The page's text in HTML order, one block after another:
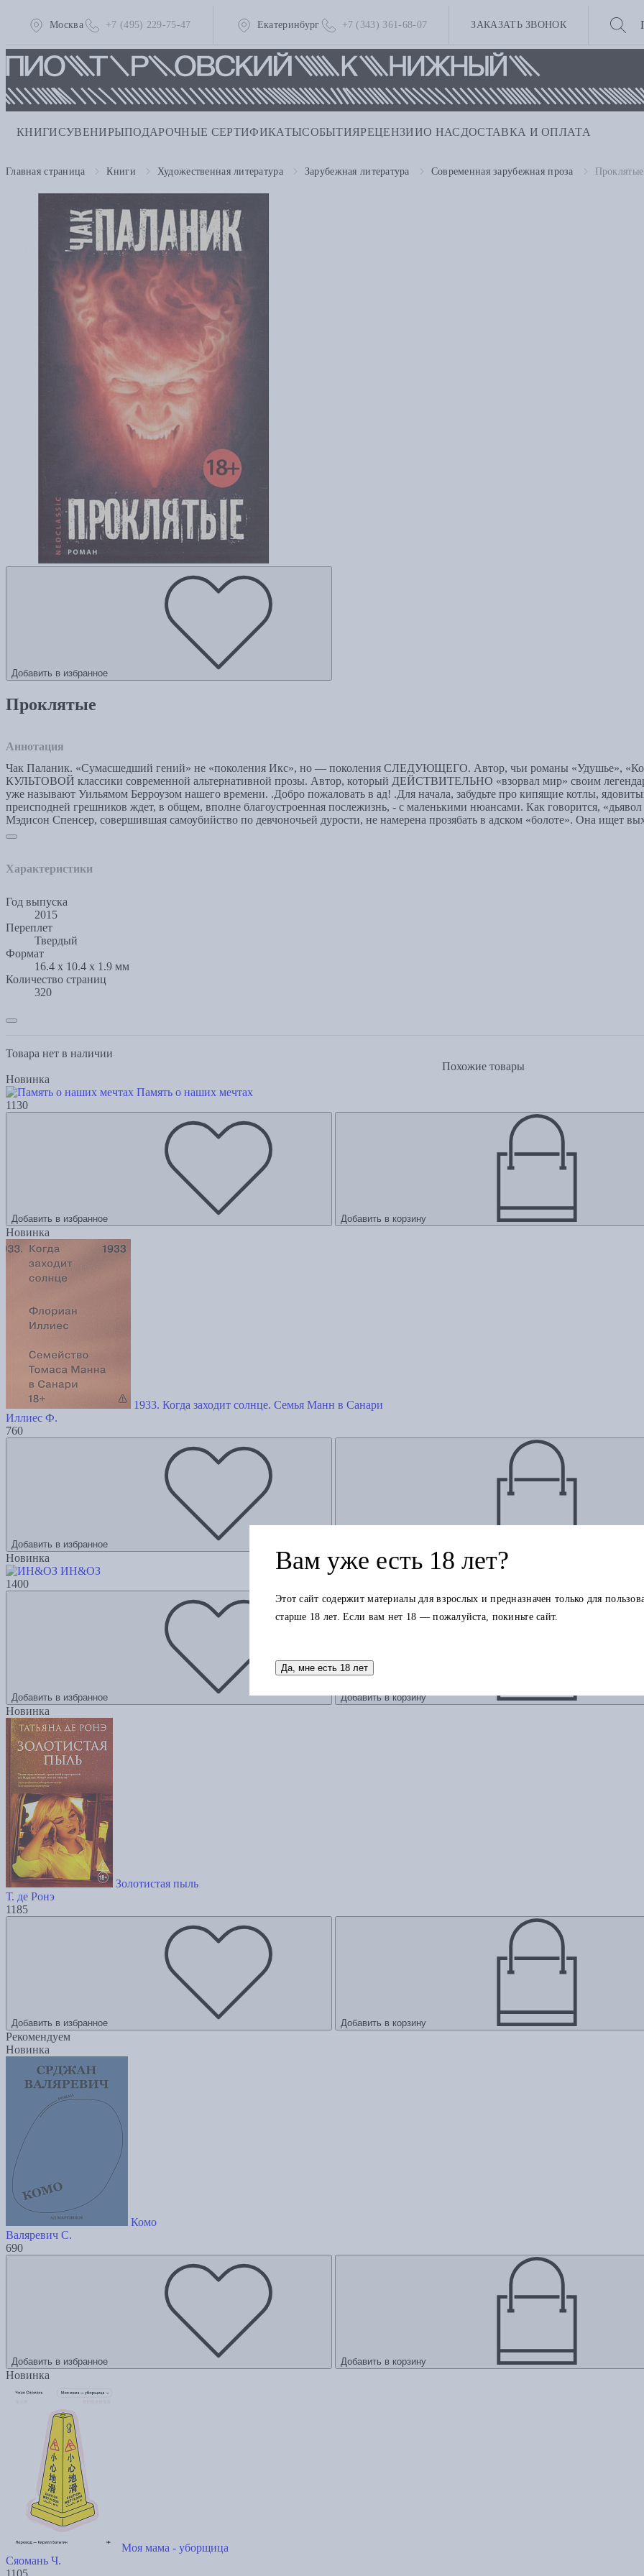
Москва +7 (495) 229-75-47 Екатеринбург +7 (343) 361-68-07 ЗАКАЗАТЬ ЗВОНОК
КНИГИСУВЕНИРЫПОДАРОЧНЫЕ СЕРТИФИКАТЫСОБЫТИЯРЕЦЕНЗИИО НАС ДОСТАВКА И ОПЛАТА
Главная страница Книги Художественная литература Зарубежная литература Современная зарубежная проза Проклятые
Добавить в избранное
Проклятые
Аннотация
Чак Паланик. «Сумасшедший гений» не «поколения Икс», но — поколения СЛЕДУЮЩЕГО. Автор, чьи романы «Удушье»,
КУЛЬТОВОЙ классики современной альтернативной прозы. Автор, который ДЕЙСТВИТЕЛЬНО «взорвал мир» своим
уже называют Уильямом Берроузом нашего времени. .Добро пожаловать в ад! .Для начала, забудьте про кипящие котлы,
преисподней грешников ждет, в общем, вполне благоустроенная послежизнь, - с маленькими нюансами. Как говорится, «дьявол
Мэдисон Спенсер, совершившая самоубийство по девчоночьей дурости, не намерена прозябать в адском «болоте». Она ищет
Характеристики
Год выпуска
2015
Переплет
Твердый
Формат
16.4 x 10.4 x 1.9 мм
Количество страниц
320
Товара нет в наличии
Похожие товары
Новинка
Память о наших мечтах
1130
Добавить в избранное Добавить в корзину
Новинка
1933. Когда заходит солнце. Семья Манн в Санари
Иллиес Ф.
760
Добавить в избранное
Новинка
ИН&ОЗ
1400
Добавить в избранное Добавить в корзину
Новинка
Золотистая пыль
Т. де Ронэ
1185
Добавить в избранное Добавить в корзину
Рекомендуем
Новинка
Комо
Валяревич С.
690
Добавить в избранное Добавить в корзину
Новинка
Моя мама - уборщица
Сяомань Ч.
1105
Вам уже есть 18 лет?
Этот сайт содержит материалы для взрослых и предназначен только для
старше 18 лет. Если вам нет 18 — пожалуйста, покиньте сайт.
Да, мне есть 18 лет